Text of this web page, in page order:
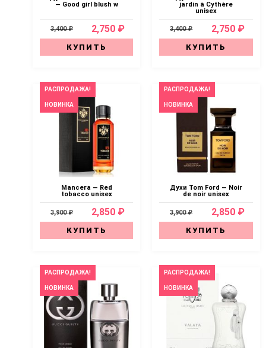
— Good girl blush w
3,400 ₽ 2,750 ₽
КУПИТЬ
jardin à Cythère
unisex
3,400 ₽ 2,750 ₽
КУПИТЬ
РАСПРОДАЖА!
НОВИНКА
Mancera — Red
tobacco unisex
3,900 ₽ 2,850 ₽
КУПИТЬ
РАСПРОДАЖА!
НОВИНКА
Духи Tom Ford — Noir
de noir unisex
3,900 ₽ 2,850 ₽
КУПИТЬ
РАСПРОДАЖА!
НОВИНКА
РАСПРОДАЖА!
НОВИНКА